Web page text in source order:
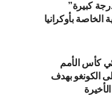
كبيرة”
الخاصة بأوكرانيا
كأس الأمم
الكونغو بهدف